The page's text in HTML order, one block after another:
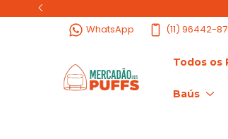
WhatsApp (11) 96442-
Todos os
Baús